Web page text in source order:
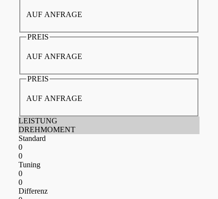
AUF ANFRAGE
PREIS
AUF ANFRAGE
PREIS
AUF ANFRAGE
LEISTUNG
DREHMOMENT
Standard
0
0
Tuning
0
0
Differenz